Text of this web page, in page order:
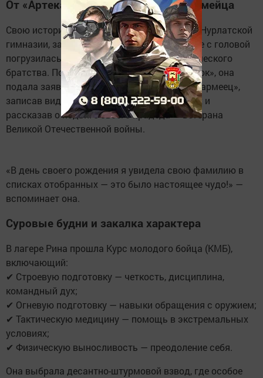
От «Артека» до «Смены»: путь юнармейца
Свою историю в «Юнармии» Рина начала в Нурлатской
гимназии, затем продолжила в «Артеке», где с головой
погрузилась в атмосферу военно-патриотического
братства. Позже, находясь в лагере «Орлёнок», она
подала заявку на участие в программе «Юнармеец»,
записав видеовизитку о своих достижениях и
рассказав о подвиге своего прадеда — ветерана
Великой Отечественной войны.
«В день своего рождения я увидела свою фамилию в
списках отобранных — это было настоящее чудо!» —
вспоминает она.
Суровые будни и закалка характера
В лагере Рина прошла Курс молодого бойца (КМБ),
включающий:
✔ Строевую подготовку — четкость, дисциплина,
командный дух;
✔ Огневую подготовку — навыки обращения с оружием;
✔ Тактическую медицину — помощь в экстремальных
условиях;
✔ Физическую выносливость — преодоление себя.
Она выбрала десантно-штурмовой взвод, где особое